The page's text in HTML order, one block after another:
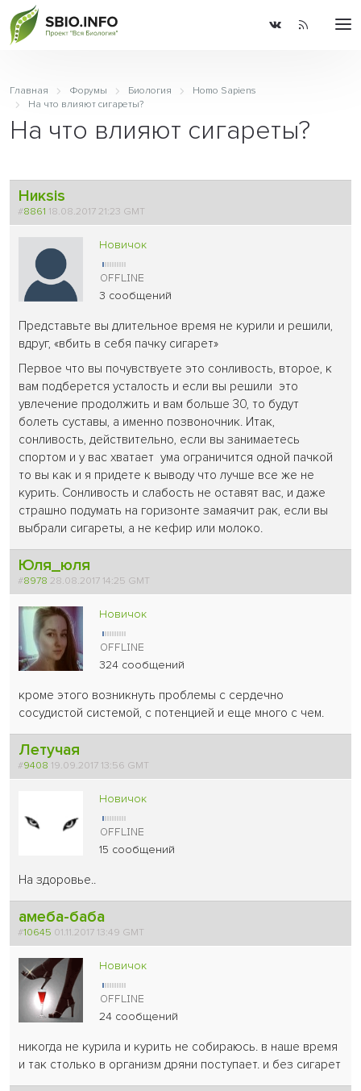
Главная Форумы Биология
Homo Sapiens
На что влияют сигареты?
На что влияют сигареты?
Никsis
#8861 18.08.2017 21:23 GMT
Новичок
3 сообщений
Представьте вы длительное время не курили и решили,
вдруг, «вбить в себя пачку сигарет»
Первое что вы почувствуете это сонливость, второе, к
вам подберется усталость и если вы решили это
увлечение продолжить и вам больше 30, то будут
болеть суставы, а именно позвоночник. Итак,
сонливость, действительно, если вы занимаетесь
спортом и у вас хватает ума ограничится одной пачкой
то вы как и я придете к выводу что лучше все же не
курить. Сонливость и слабость не оставят вас, и даже
страшно подумать на горизонте замаячит рак, если вы
выбрали сигареты, а не кефир или молоко.
Юля_юля
#8978 28.08.2017 14:25 GMT
Новичок
324 сообщений
кроме этого возникнуть проблемы с сердечно
сосудистой системой, с потенцией и еще много с чем.
Летучая
#9408 19.09.2017 13:56 GMT
Новичок
15 сообщений
На здоровье..
амеба-баба
#10645 01.11.2017 13:49 GMT
Новичок
24 сообщений
никогда не курила и курить не собираюсь. в наше время
и так столько в организм дряни поступает. и без сигарет